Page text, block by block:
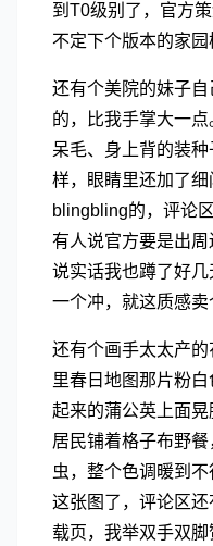
到T0级别了，官方
不定下个版本的家园
还有个美院的妹子
的，比我手掌大一
呆毛、身上背的装
样，眼睛里还加了
blingbling的，评论
有人说官方要是出周
说实话我也蹲了好
一个冲，就这质感卖
还有个画手太太产
里春日地图那片粉
起来的蒲公英上面
居民铺着格子布野
虫，整个色调暖到
这张图了，评论区
载页，我举双手双